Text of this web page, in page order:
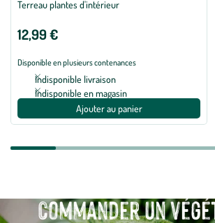
Terreau plantes d'intérieur
12,99 €
Disponible en plusieurs contenances
Indisponible livraison
Indisponible en magasin
Ajouter au panier
Commander un